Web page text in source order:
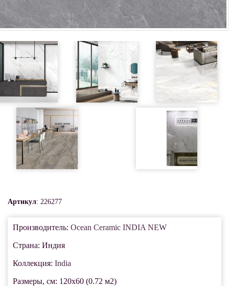
Артикул: 226277
Производитель: Ocean Ceramic INDIA NEW
Страна: Индия
Коллекция: India
Размеры, см: 120x60 (0.72 м2)